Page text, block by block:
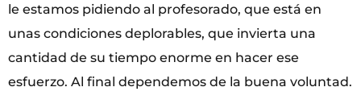
le estamos pidiendo al profesorado, que está en
unas condiciones deplorables, que invierta una
cantidad de su tiempo enorme en hacer ese
esfuerzo. Al final dependemos de la buena voluntad.